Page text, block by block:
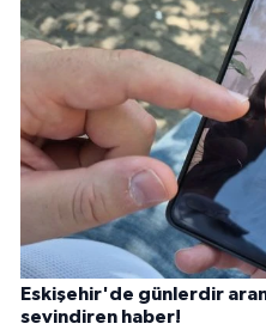
Eskişehir'de günlerdir
sevindiren haber!